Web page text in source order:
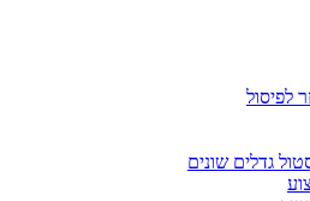
לפיסול
גדלים שונים